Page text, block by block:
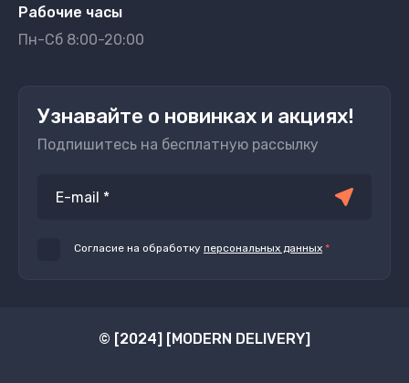
Рабочие часы
Пн-Сб 8:00-20:00
Узнавайте о новинках и акциях!
Подпишитесь на бесплатную рассылку
Согласие на обработку персональных данных *
© [2024] [MODERN DELIVERY]